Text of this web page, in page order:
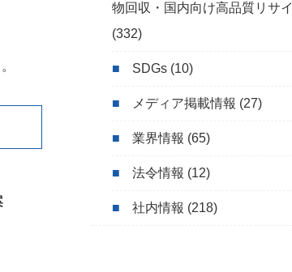
物回収・国内向け高品質リサ
(332)
SDGs (10)
メディア掲載情報 (27)
業界情報 (65)
法令情報 (12)
社内情報 (218)